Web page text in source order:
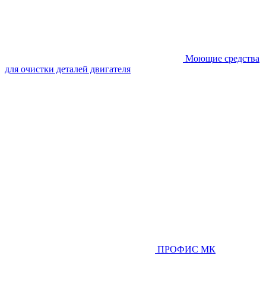
Моющие средства
для очистки деталей двигателя
ПРОФИС МК